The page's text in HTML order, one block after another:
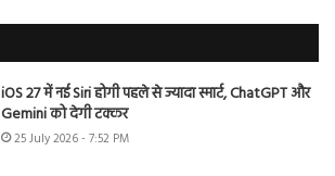
iOS 27 में नई Siri होगी पहले से ज्यादा स्मार्ट, ChatGPT और
Gemini को देगी टक्कर
25 July 2026 - 7:52 PM